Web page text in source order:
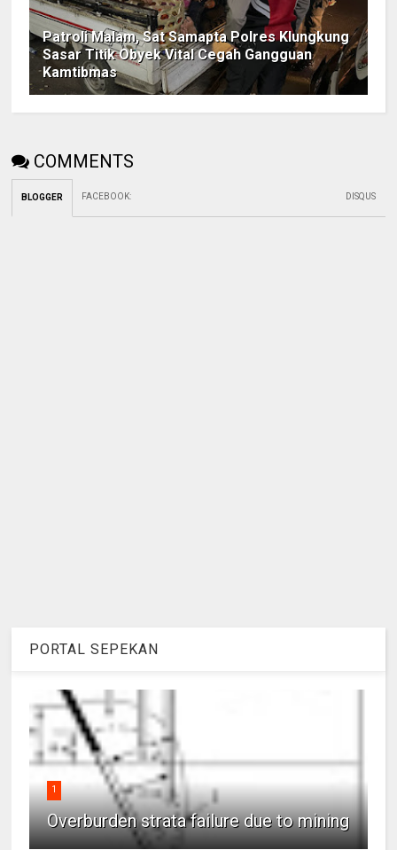
Patroli Malam, Sat Samapta Polres Klungkung
Sasar Titik Obyek Vital Cegah Gangguan
Kamtibmas
COMMENTS
BLOGGER FACEBOOK: DISQUS
PORTAL SEPEKAN
1
Overburden strata failure due to mining